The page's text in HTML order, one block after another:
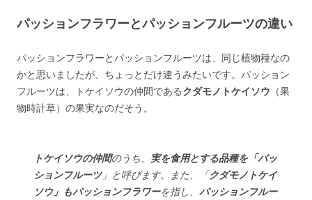
パッションフラワーとパッションフルーツの違い
パッションフラワーとパッションフルーツは、同じ植物種なの
かと思いましたが、ちょっとだけ違うみたいです。パッション
フルーツは、トケイソウの仲間であるクダモノトケイソウ （果
物時計草）の果実なのだそう。
トケイソウの仲間のうち、 実を食用とする品種を「パッ
ションフルーツ」と呼びます。また、「クダモノトケイ
ソウ」もパッションフラワーを指し、 パッションフルー